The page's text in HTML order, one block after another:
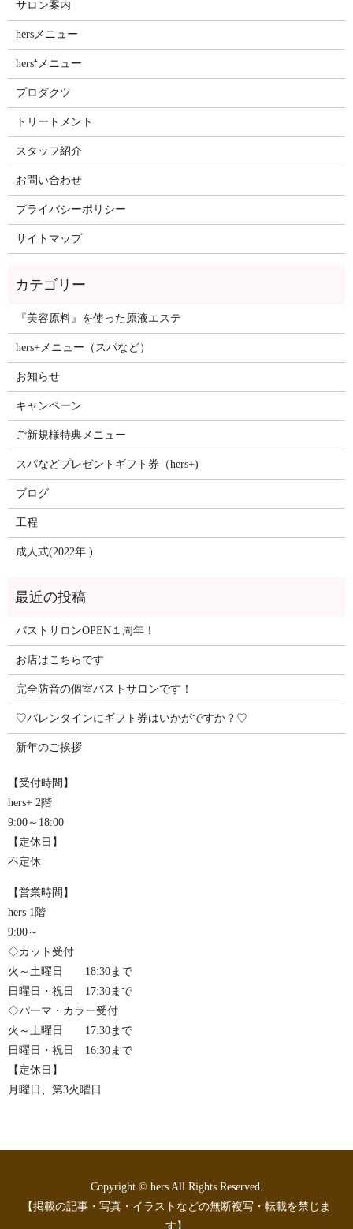
サロン案内
hersメニュー
hers⁺メニュー
プロダクツ
トリートメント
スタッフ紹介
お問い合わせ
プライバシーポリシー
サイトマップ
『美容原料』を使った原液エステ
hers+メニュー（スパなど）
お知らせ
キャンペーン
ご新規様特典メニュー
スパなどプレゼントギフト券（hers+)
ブログ
工程
成人式(2022年 )
バストサロンOPEN１周年！
お店はこちらです
完全防音の個室バストサロンです！
♡バレンタインにギフト券はいかがですか？♡
新年のご挨拶
【受付時間】
hers+ 2階
9:00～18:00
【定休日】
不定休
【営業時間】
hers 1階
9:00～
◇カット受付
火～土曜日 18:30まで
日曜日・祝日 17:30まで
◇パーマ・カラー受付
火～土曜日 17:30まで
日曜日・祝日 16:30まで
【定休日】
月曜日、第3火曜日
Copyright © hers All Rights Reserved.
【掲載の記事・写真・イラストなどの無断複写・転載を禁じま
す】